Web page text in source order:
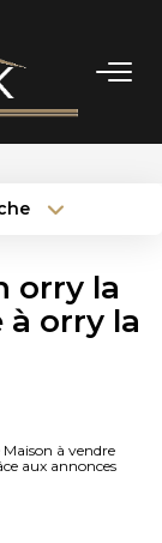
orry la
à orry la
à vendre
aux annonces